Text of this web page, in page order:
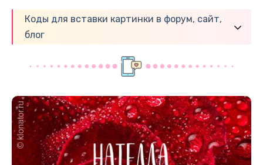
Коды для вставки картинки в форум, сайт,
блог